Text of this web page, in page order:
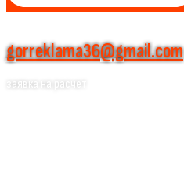
gorreklama36@gmail.com
заявка на расчет